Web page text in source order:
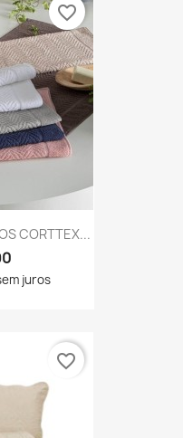
CORTTEX...
juros
favorite_border
favorite_border